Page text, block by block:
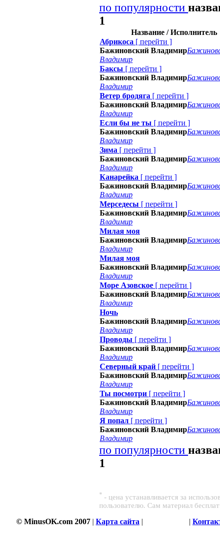
по популярности
1
Название / Исполнитель
Абрикоса [ перейти ]
Бажиновский Владимир
Владимир
Баксы [ перейти ]
Бажиновский Владимир
Владимир
Ветер бродяга [ перейти ]
Бажиновский Владимир
Владимир
Если бы не ты [ перейти ]
Бажиновский Владимир
Владимир
Зима [ перейти ]
Бажиновский Владимир
Владимир
Канарейка [ перейти ]
Бажиновский Владимир
Владимир
Мерседесы [ перейти ]
Бажиновский Владимир
Владимир
Милая моя
Бажиновский Владимир
Владимир
Милая моя
Бажиновский Владимир
Владимир
Море Азовское [ перейти ]
Бажиновский Владимир
Владимир
Ночь
Бажиновский Владимир
Владимир
Проводы [ перейти ]
Бажиновский Владимир
Владимир
Северный край [ перейти ]
Бажиновский Владимир
Владимир
Ты посмотри [ перейти ]
Бажиновский Владимир
Владимир
Я попал [ перейти ]
Бажиновский Владимир
Владимир
по популярности
1
* - цена устанавливается за
пользователю. Сам материал
© MinusOK.com 2007 | Карта сайта | |